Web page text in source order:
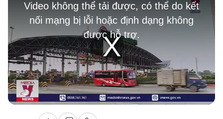
Play
Video
window.
Video không thể tải được, có thể do kết
nối mạng bị lỗi hoặc định dạng không
được hỗ trợ.